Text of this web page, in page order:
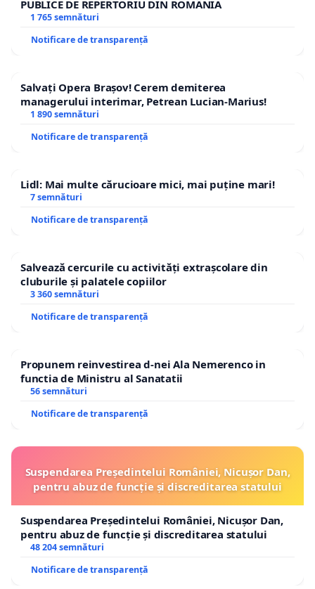
PUBLICE DE REPERTORIU DIN ROMÂNIA
1 765 semnături
Notificare de transparență
Salvați Opera Brașov! Cerem demiterea
managerului interimar, Petrean Lucian-Marius!
1 890 semnături
Notificare de transparență
Lidl: Mai multe cărucioare mici, mai puține mari!
7 semnături
Notificare de transparență
Salvează cercurile cu activități extrașcolare din
cluburile și palatele copiilor
3 360 semnături
Notificare de transparență
Propunem reinvestirea d-nei Ala Nemerenco in
functia de Ministru al Sanatatii
56 semnături
Notificare de transparență
Suspendarea Președintelui României, Nicușor Dan,
pentru abuz de funcție și discreditarea statului
Suspendarea Președintelui României, Nicușor Dan,
pentru abuz de funcție și discreditarea statului
48 204 semnături
Notificare de transparență